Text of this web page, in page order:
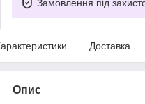
Замовлення під
Доставка
Опис